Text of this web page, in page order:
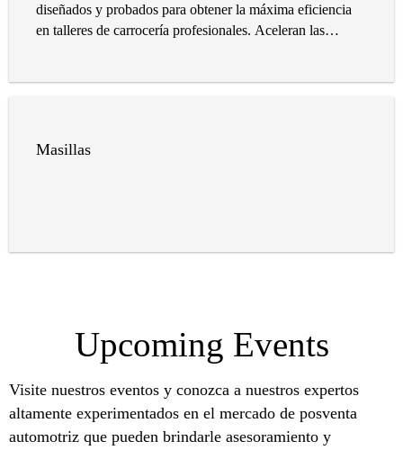
diseñados y probados para obtener la máxima eficiencia
en talleres de carrocería profesionales. Aceleran las
Masillas
Upcoming Events
Visite nuestros eventos y conozca a nuestros expertos
altamente experimentados en el mercado de posventa
automotriz que pueden brindarle asesoramiento y